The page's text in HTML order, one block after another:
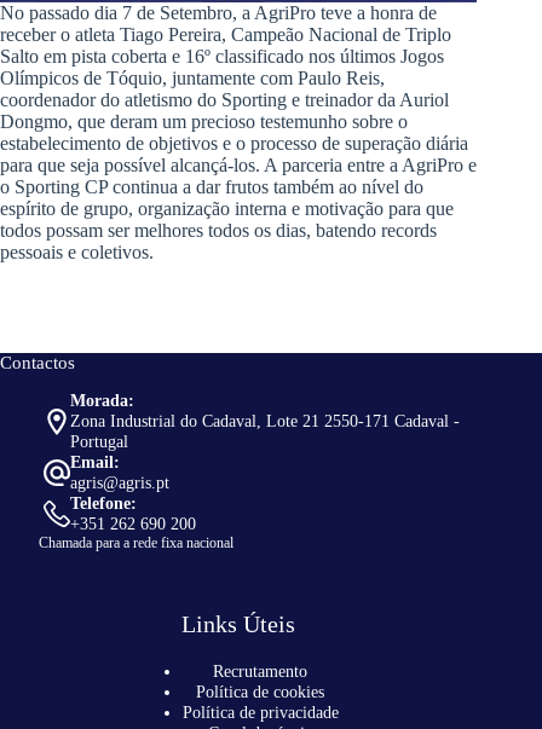
No passado dia 7 de Setembro, a AgriPro teve a honra de
receber o atleta Tiago Pereira, Campeão Nacional de Triplo
Salto em pista coberta e 16º classificado nos últimos Jogos
Olímpicos de Tóquio, juntamente com Paulo Reis,
coordenador do atletismo do Sporting e treinador da Auriol
Dongmo, que deram um precioso testemunho sobre o
estabelecimento de objetivos e o processo de superação diária
para que seja possível alcançá-los. A parceria entre a AgriPro e
o Sporting CP continua a dar frutos também ao nível do
espírito de grupo, organização interna e motivação para que
todos possam ser melhores todos os dias, batendo records
pessoais e coletivos.
Contactos
Morada:
Zona Industrial do Cadaval, Lote 21 2550-171 Cadaval -
Portugal
Email:
agris@agris.pt
Telefone:
+351 262 690 200
Chamada para a rede fixa nacional
Links Úteis
Recrutamento
Política de cookies
Política de privacidade